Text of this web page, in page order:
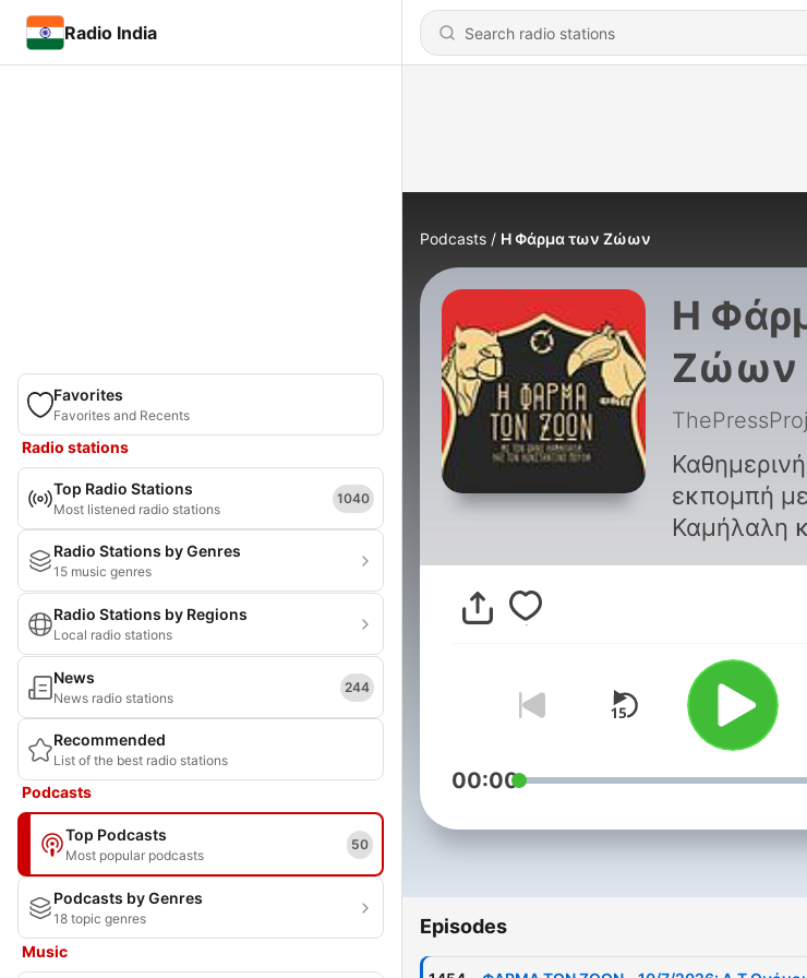
Radio India
Favorites
Favorites and Recents
Radio stations
Top Radio Stations
Most listened radio stations
1040
Radio Stations by Genres
15 music genres
Radio Stations by Regions
Local radio stations
News
News radio stations
244
Recommended
List of the best radio stations
Podcasts
Top Podcasts
Most popular podcasts
50
Podcasts by Genres
18 topic genres
Music
Podcasts Η Φάρμα των Ζώων
Η
Ζώων
εκπομπή
Καμήλαλη
Μπορείτε
του TPP
https://
00:00
Episodes